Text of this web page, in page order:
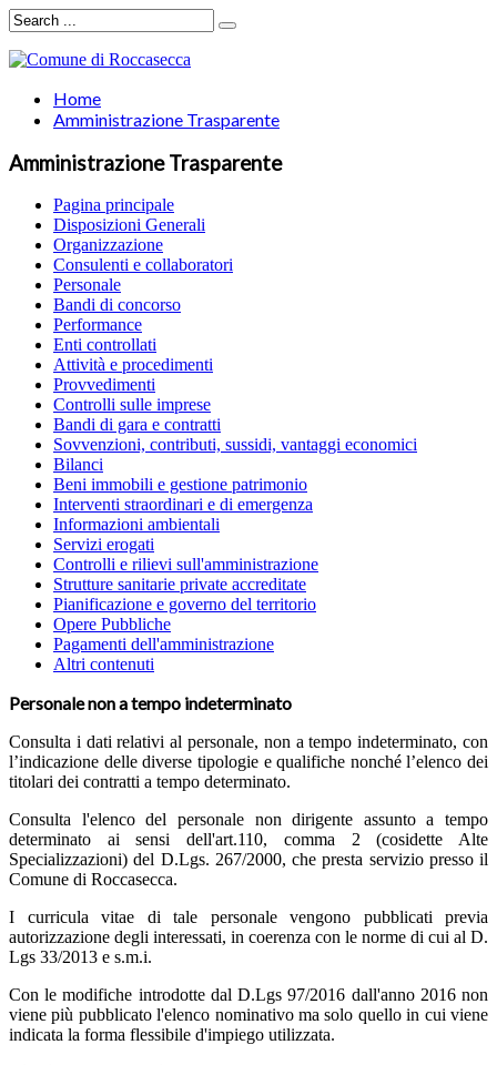
Home
Amministrazione Trasparente
Amministrazione Trasparente
Pagina principale
Disposizioni Generali
Organizzazione
Consulenti e collaboratori
Personale
Bandi di concorso
Performance
Enti controllati
Attività e procedimenti
Provvedimenti
Controlli sulle imprese
Bandi di gara e contratti
Sovvenzioni, contributi, sussidi, vantaggi economici
Bilanci
Beni immobili e gestione patrimonio
Interventi straordinari e di emergenza
Informazioni ambientali
Servizi erogati
Controlli e rilievi sull'amministrazione
Strutture sanitarie private accreditate
Pianificazione e governo del territorio
Opere Pubbliche
Pagamenti dell'amministrazione
Altri contenuti
Personale non a tempo indeterminato
Consulta i dati relativi al personale, non a tempo indeterminato, con
l’indicazione delle diverse tipologie e qualifiche nonché l’elenco dei
titolari dei contratti a tempo determinato.
Consulta l'elenco del personale non dirigente assunto a tempo
determinato ai sensi dell'art.110, comma 2 (cosidette Alte
Specializzazioni) del D.Lgs. 267/2000, che presta servizio presso il
Comune di Roccasecca.
I curricula vitae di tale personale vengono pubblicati previa
autorizzazione degli interessati, in coerenza con le norme di cui al D.
Lgs 33/2013 e s.m.i.
Con le modifiche introdotte dal D.Lgs 97/2016 dall'anno 2016 non
viene più pubblicato l'elenco nominativo ma solo quello in cui viene
indicata la forma flessibile d'impiego utilizzata.